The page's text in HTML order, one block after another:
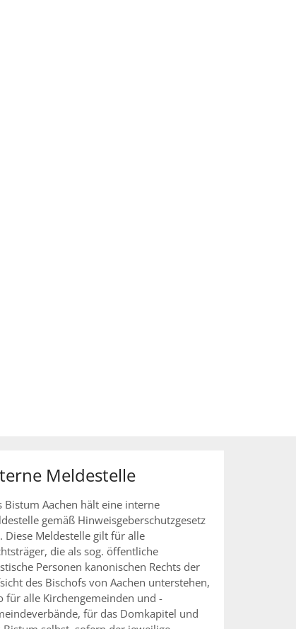
Meldestelle
Bistum Aachen hält eine interne
gemäß Hinweisgeberschutzgesetz
Diese Meldestelle gilt für alle
die als sog. öffentliche
Personen kanonischen Rechts der
des Bischofs von Aachen unterstehen,
für alle Kirchengemeinden und -
für das Domkapitel und